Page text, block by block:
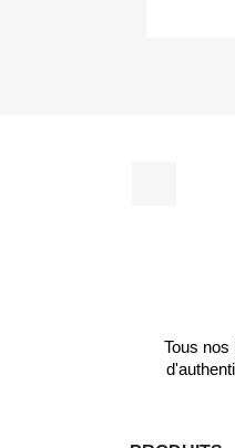
Tous